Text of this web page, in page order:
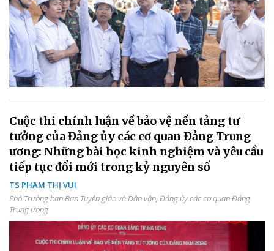
Cuộc thi chính luận về bảo vệ nền tảng tư
tưởng của Đảng ủy các cơ quan Đảng Trung
ương: Những bài học kinh nghiệm và yêu cầu
tiếp tục đổi mới trong kỷ nguyên số
TS PHẠM THỊ VUI
Phó Trưởng ban Ban Tuyên giáo và Dân vận, Đảng ủy các cơ quan Đảng
Trung ương